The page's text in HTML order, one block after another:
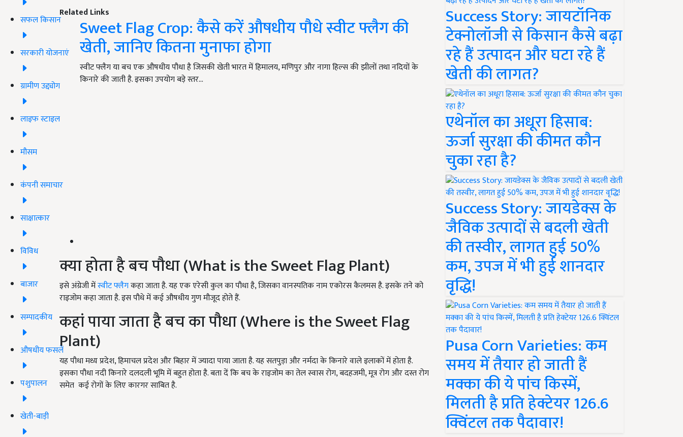
सफल किसान
सरकारी योजनाएं
ग्रामीण उद्द्योग
लाइफ स्टाइल
मौसम
कंपनी समाचार
साक्षात्कार
विविध
बाजार
सम्पादकीय
औषधीय फसलें
पशुपालन
खेती-बाड़ी
Related Links
Sweet Flag Crop: कैसे करें औषधीय पौधे स्वीट फ्लैग की
खेती, जानिए कितना मुनाफा होगा
स्वीट फ्लैग या बच एक औषधीय पौधा है जिसकी खेती भारत में हिमालय, मणिपुर और नागा हिल्स की झीलों तथा नदियों के
किनारे की जाती है. इसका उपयोग बड़े स्तर…
क्या होता है बच पौधा (What is the Sweet Flag Plant)
इसे अंग्रेजी मेंस्वीट फ्लैगकहा जाता है. यह एक एरेसी कुल का पौधा है, जिसका वानस्पतिक नाम एकोरस कैलमस है. इसके तने को
राइजोम कहा जाता है. इस पौधे में कई औषधीय गुण मौजूद होते हैं.
कहां पाया जाता है बच का पौधा (Where is the Sweet Flag
Plant)
यह पौधा मध्य प्रदेश, हिमाचल प्रदेश और बिहार में ज्यादा पाया जाता है. यह सतपुड़ा और नर्मदा के किनारे वाले इलाकों में होता है.
इसका पौधा नदी किनारे दलदली भूमि में बहुत होता है. बता दें कि बच के राइजोम का तेल स्वास रोग, बदहजमी, मूत्र रोग और दस्त रोग
समेत कई रोगों के लिए कारगर साबित है.
Success Story: जायटॉनिक
टेक्नोलॉजी से किसान कैसे बढ़ा
रहे हैं उत्पादन और घटा रहे हैं
खेती की लागत?
एथेनॉल का अधूरा हिसाब:
ऊर्जा सुरक्षा की कीमत कौन
चुका रहा है?
Success Story: जायडेक्स के
जैविक उत्पादों से बदली खेती
की तस्वीर, लागत हुई 50%
कम, उपज में भी हुई शानदार
वृद्धि!
Pusa Corn Varieties: कम
समय में तैयार हो जाती हैं
मक्का की ये पांच किस्में,
मिलती है प्रति हेक्टेयर 126.6
क्विंटल तक पैदावार!